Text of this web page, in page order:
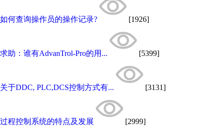
如何查询操作员的操作记录? [1926]
求助：谁有AdvanTrol-Pro的用... [5399]
关于DDC, PLC,DCS控制方式有... [3131]
过程控制系统的特点及发展 [2999]